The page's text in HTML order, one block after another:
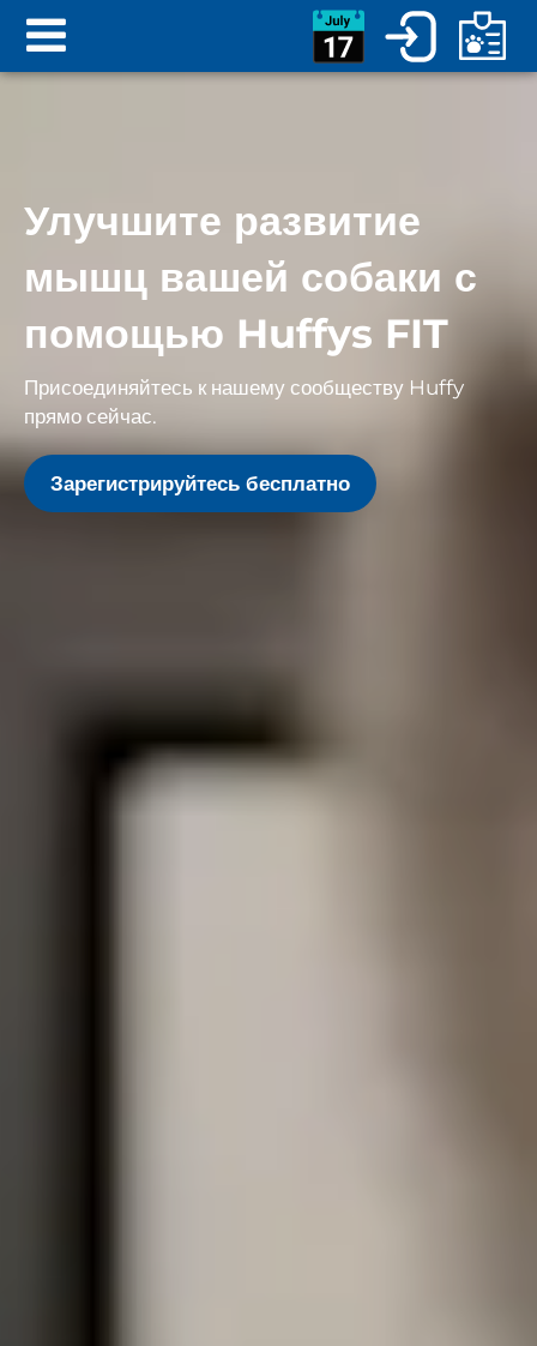
Улучшите развитие
мышц вашей собаки с
помощью Huffys FIT
Присоединяйтесь к нашему сообществу Huffy
прямо сейчас.
Зарегистрируйтесь бесплатно